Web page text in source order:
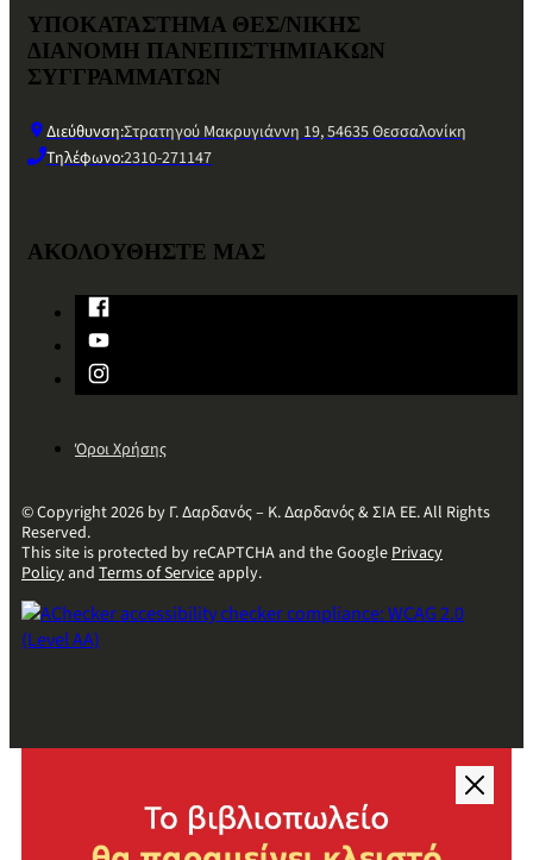
ΥΠΟΚΑΤΑΣΤΗΜΑ ΘΕΣ/ΝΙΚΗΣ
ΔΙΑΝΟΜΗ ΠΑΝΕΠΙΣΤΗΜΙΑΚΩΝ
ΣΥΓΓΡΑΜΜΑΤΩΝ
Διεύθυνση:Στρατηγού Μακρυγιάννη 19, 54635 Θεσσαλονίκη
Τηλέφωνο:2310-271147
ΑΚΟΛΟΥΘΗΣΤΕ ΜΑΣ
Όροι Χρήσης
© Copyright 2026 by Γ. Δαρδανός – Κ. Δαρδανός & ΣΙΑ ΕΕ. All Rights
Reserved.
This site is protected by reCAPTCHA and the GooglePrivacy
Policyand Terms of Serviceapply.